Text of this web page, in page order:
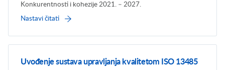
Konkurentnosti i kohezije 2021. – 2027.
Nastavi čitati
Uvođenje sustava upravljanja kvalitetom ISO 13485